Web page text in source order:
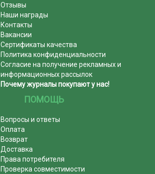
Отзывы
Наши награды
Контакты
Вакансии
Сертификаты качества
Политика конфиденциальности
Согласие на получение рекламных и
информационных рассылок
Почему журналы покупают у нас!
ПОМОЩЬ
Вопросы и ответы
Оплата
Возврат
Доставка
Права потребителя
Проверка совместимости